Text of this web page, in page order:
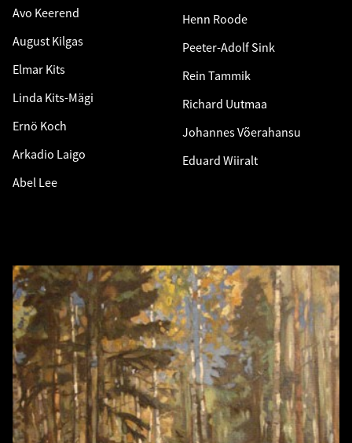
Avo Keerend
August Kilgas
Elmar Kits
Linda Kits-Mägi
Ernö Koch
Arkadio Laigo
Abel Lee
Henn Roode
Peeter-Adolf Sink
Rein Tammik
Richard Uutmaa
Johannes Võerahansu
Eduard Wiiralt